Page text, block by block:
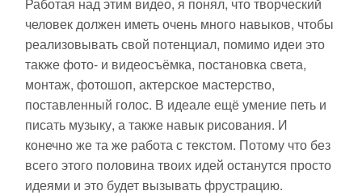
человек должен иметь очень много навыков, чтобы
реализовывать свой потенциал, помимо идеи это
также фото- и видеосъёмка, постановка света,
монтаж, фотошоп, актерское мастерство,
поставленный голос. В идеале ещё умение петь и
писать музыку, а также навык рисования. И
конечно же та же работа с текстом. Потому что без
всего этого половина твоих идей останутся просто
идеями и это будет вызывать фрустрацию.